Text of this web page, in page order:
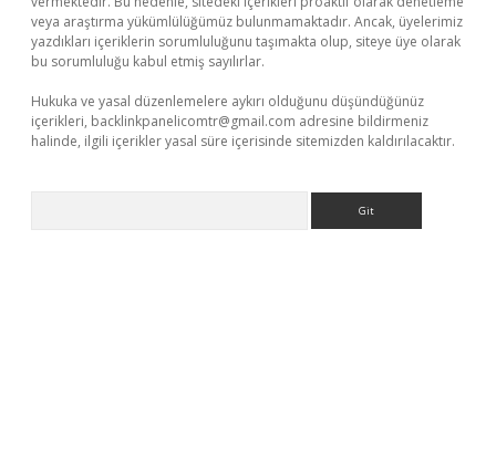
veya araştırma yükümlülüğümüz bulunmamaktadır. Ancak, üyelerimiz
yazdıkları içeriklerin sorumluluğunu taşımakta olup, siteye üye olarak
bu sorumluluğu kabul etmiş sayılırlar.
Hukuka ve yasal düzenlemelere aykırı olduğunu düşündüğünüz
içerikleri, backlinkpanelicomtr@gmail.com adresine bildirmeniz
halinde, ilgili içerikler yasal süre içerisinde sitemizden kaldırılacaktır.